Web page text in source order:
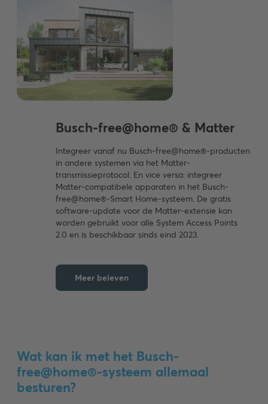
Busch-free@home® & Matter
Integreer vanaf nu Busch-free@home®-producten
in andere systemen via het Matter-
transmissieprotocol. En vice versa: integreer
Matter-compatibele apparaten in het Busch-
free@home®-Smart Home-systeem. De gratis
software-update voor de Matter-extensie kan
worden gebruikt voor alle System Access Points
2.0 en is beschikbaar sinds eind 2023.
Meer beleven
Wat kan ik met het Busch-
free@home®-systeem allemaal
besturen?